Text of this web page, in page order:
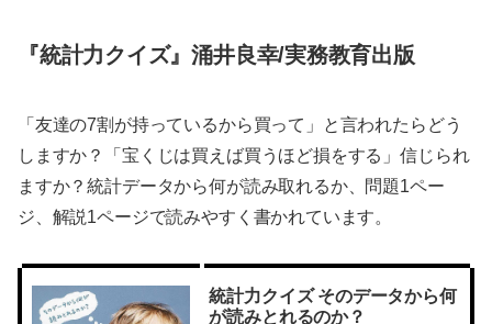
『統計力クイズ』涌井良幸/実務教育出版
「友達の7割が持っているから買って」と言われたらどう
しますか？「宝くじは買えば買うほど損をする」信じられ
ますか？統計データから何が読み取れるか、問題1ペー
ジ、解説1ページで読みやすく書かれています。
統計力クイズ そのデータから何
が読みとれるのか？